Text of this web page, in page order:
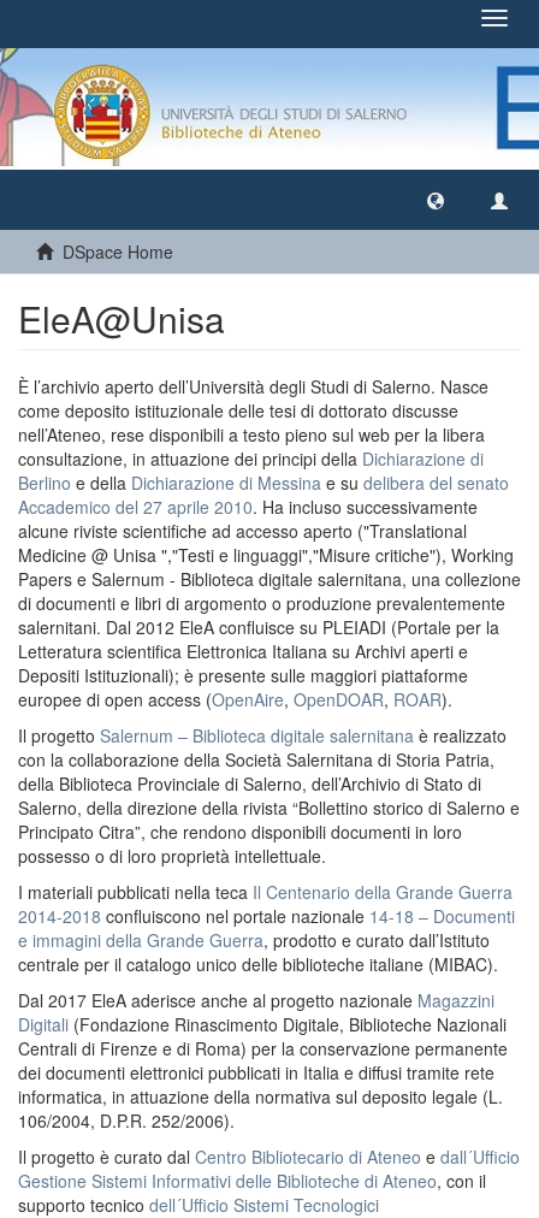
DSpace Home
EleA@Unisa
È l’archivio aperto dell’Università degli Studi di Salerno. Nasce
come deposito istituzionale delle tesi di dottorato discusse
nell’Ateneo, rese disponibili a testo pieno sul web per la libera
consultazione, in attuazione dei principi della Dichiarazione di
Berlino e della Dichiarazione di Messina e su delibera del senato
Accademico del 27 aprile 2010. Ha incluso successivamente
alcune riviste scientifiche ad accesso aperto ("Translational
Medicine @ Unisa ","Testi e linguaggi","Misure critiche"), Working
Papers e Salernum - Biblioteca digitale salernitana, una collezione
di documenti e libri di argomento o produzione prevalentemente
salernitani. Dal 2012 EleA confluisce su PLEIADI (Portale per la
Letteratura scientifica Elettronica Italiana su Archivi aperti e
Depositi Istituzionali); è presente sulle maggiori piattaforme
europee di open access (OpenAire, OpenDOAR, ROAR).
Il progetto Salernum – Biblioteca digitale salernitana è realizzato
con la collaborazione della Società Salernitana di Storia Patria,
della Biblioteca Provinciale di Salerno, dell’Archivio di Stato di
Salerno, della direzione della rivista “Bollettino storico di Salerno e
Principato Citra”, che rendono disponibili documenti in loro
possesso o di loro proprietà intellettuale.
I materiali pubblicati nella teca Il Centenario della Grande Guerra
2014-2018 confluiscono nel portale nazionale 14-18 – Documenti
e immagini della Grande Guerra, prodotto e curato dall’Istituto
centrale per il catalogo unico delle biblioteche italiane (MIBAC).
Dal 2017 EleA aderisce anche al progetto nazionale Magazzini
Digitali (Fondazione Rinascimento Digitale, Biblioteche Nazionali
Centrali di Firenze e di Roma) per la conservazione permanente
dei documenti elettronici pubblicati in Italia e diffusi tramite rete
informatica, in attuazione della normativa sul deposito legale (L.
106/2004, D.P.R. 252/2006).
Il progetto è curato dal Centro Bibliotecario di Ateneo e dall´Ufficio
Gestione Sistemi Informativi delle Biblioteche di Ateneo, con il
supporto tecnico dell´Ufficio Sistemi Tecnologici